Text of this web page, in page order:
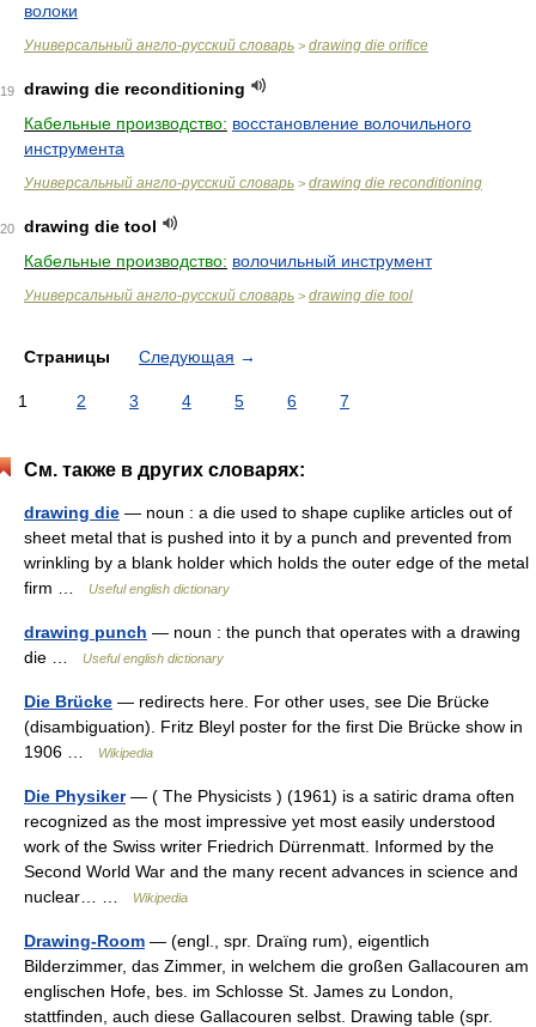
волоки
Универсальный англо-русский словарь > drawing die orifice
19
drawing die reconditioning
Кабельные производство: восстановление волочильного
инструмента
Универсальный англо-русский словарь > drawing die reconditioning
20
drawing die tool
Кабельные производство: волочильный инструмент
Универсальный англо-русский словарь > drawing die tool
Страницы Следующая →
1 2 3 4 5 6 7
См. также в других словарях:
drawing die — noun : a die used to shape cuplike articles out of
sheet metal that is pushed into it by a punch and prevented from
wrinkling by a blank holder which holds the outer edge of the metal
firm …
Useful english dictionary
drawing punch — noun : the punch that operates with a drawing
die …
Useful english dictionary
Die Brücke — redirects here. For other uses, see Die Brücke
(disambiguation). Fritz Bleyl poster for the first Die Brücke show in
1906 …
Wikipedia
Die Physiker— ( The Physicists ) (1961) is a satiric drama often
recognized as the most impressive yet most easily understood
work of the Swiss writer Friedrich Dürrenmatt. Informed by the
Second World War and the many recent advances in science and
nuclear… …
Wikipedia
Drawing-Room — (engl., spr. Draïng rum), eigentlich
Bilderzimmer, das Zimmer, in welchem die großen Gallacouren am
englischen Hofe, bes. im Schlosse St. James zu London,
stattfinden, auch diese Gallacouren selbst. Drawing table (spr.